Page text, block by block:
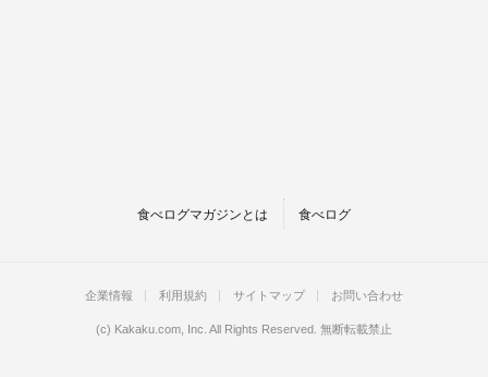
食べログマガジンとは 食べログ
企業情報 利用規約 サイトマップ お問い合わせ
(c) Kakaku.com, Inc. All Rights Reserved. 無断転載禁止